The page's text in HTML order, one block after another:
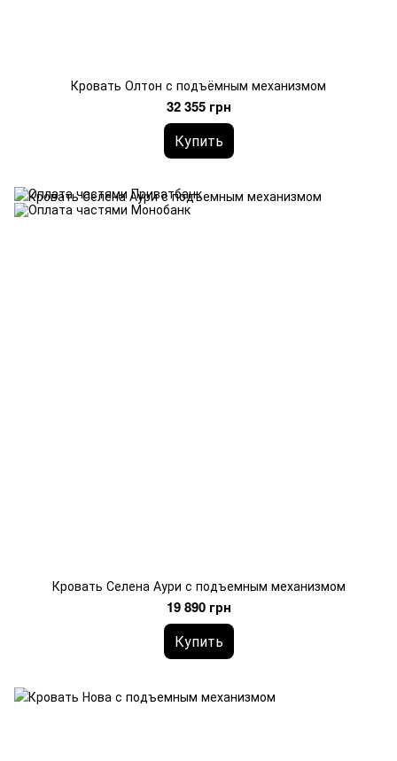
Кровать Олтон с подъёмным механизмом
32 355 грн
Купить
Кровать Селена Аури с подъемным механизмом
19 890 грн
Купить